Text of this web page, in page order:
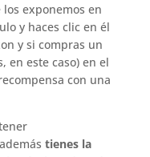
los exponemos en
y haces clic en él
y si compras un
en este caso) en el
con una
tienes la